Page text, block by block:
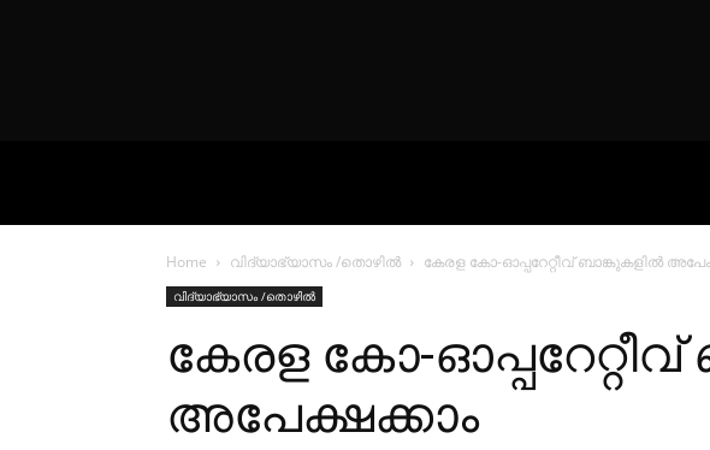
Home വിദ്യാഭ്യാസം /തൊഴിൽ കേരള കോ-ഓപ്പറേറ്റീവ് ബാങ്കുകളിൽ
വിദ്യാഭ്യാസം /തൊഴിൽ
കേരള കോ-
അപേക്ഷക്കാം